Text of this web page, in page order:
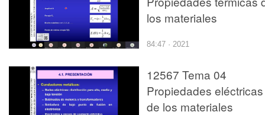
los materiales
84:47 · 2021
12567 Tema 04
Propiedades eléctricas
de los materiales